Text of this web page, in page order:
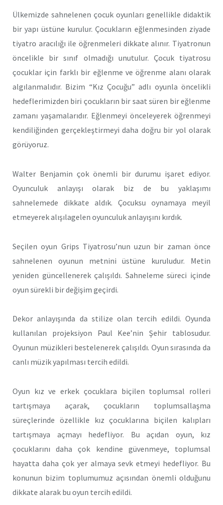
Ülkemizde sahnelenen çocuk oyunları genellikle didaktik
bir yapı üstüne kurulur. Çocukların eğlenmesinden ziyade
tiyatro aracılığı ile öğrenmeleri dikkate alınır. Tiyatronun
öncelikle bir sınıf olmadığı unutulur. Çocuk tiyatrosu
çocuklar için farklı bir eğlenme ve öğrenme alanı olarak
algılanmalıdır. Bizim “Kız Çocuğu” adlı oyunla öncelikli
hedeflerimizden biri çocukların bir saat süren bir eğlenme
zamanı yaşamalarıdır. Eğlenmeyi önceleyerek öğrenmeyi
kendiliğinden gerçekleştirmeyi daha doğru bir yol olarak
görüyoruz.
Walter Benjamin çok önemli bir durumu işaret ediyor.
Oyunculuk anlayışı olarak biz de bu yaklaşımı
sahnelemede dikkate aldık. Çocuksu oynamaya meyil
etmeyerek alışılagelen oyunculuk anlayışını kırdık.
Seçilen oyun Grips Tiyatrosu’nun uzun bir zaman önce
sahnelenen oyunun metnini üstüne kuruludur. Metin
yeniden güncellenerek çalışıldı. Sahneleme süreci içinde
oyun sürekli bir değişim geçirdi.
Dekor anlayışında da stilize olan tercih edildi. Oyunda
kullanılan projeksiyon Paul Kee’nin Şehir tablosudur.
Oyunun müzikleri bestelenerek çalışıldı. Oyun sırasında da
canlı müzik yapılması tercih edildi.
Oyun kız ve erkek çocuklara biçilen toplumsal rolleri
tartışmaya açarak, çocukların toplumsallaşma
süreçlerinde özellikle kız çocuklarına biçilen kalıpları
tartışmaya açmayı hedefliyor. Bu açıdan oyun, kız
çocuklarını daha çok kendine güvenmeye, toplumsal
hayatta daha çok yer almaya sevk etmeyi hedefliyor. Bu
konunun bizim toplumumuz açısından önemli olduğunu
dikkate alarak bu oyun tercih edildi.